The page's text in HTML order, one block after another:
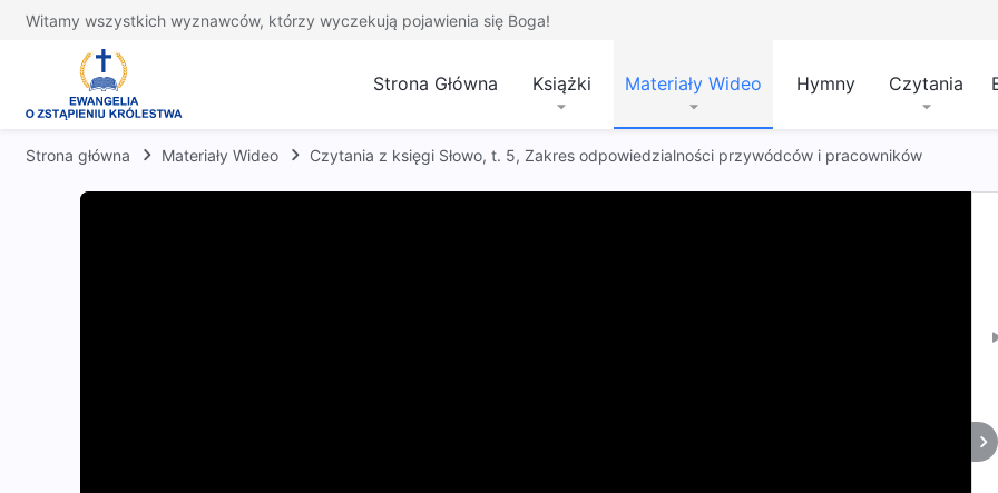
Witamy wszystkich wyznawców, którzy wyczekują pojawienia się Boga!
Strona Główna Książki Materiały Wideo Hymny Czytania
Strona główna Materiały Wideo Czytania z księgi Słowo, t. 5, Zakres odpowiedzialności przywódców i pracowników